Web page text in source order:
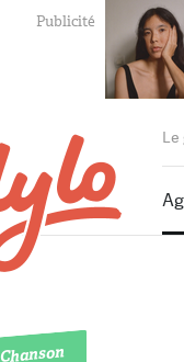
Le
Chanson